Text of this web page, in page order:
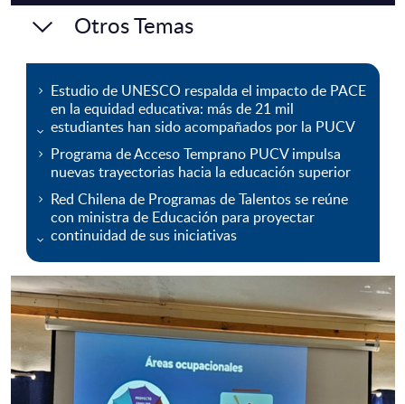
Otros Temas
Estudio de UNESCO respalda el impacto de PACE
en la equidad educativa: más de 21 mil
estudiantes han sido acompañados por la PUCV
Programa de Acceso Temprano PUCV impulsa
nuevas trayectorias hacia la educación superior
Red Chilena de Programas de Talentos se reúne
con ministra de Educación para proyectar
continuidad de sus iniciativas